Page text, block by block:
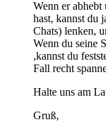
Wenn er
hast, kannst du
Chats) lenken,
Wenn du seine
,kannst du
Fall recht
Halte uns am
Gruß,